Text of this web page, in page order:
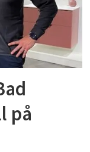
på